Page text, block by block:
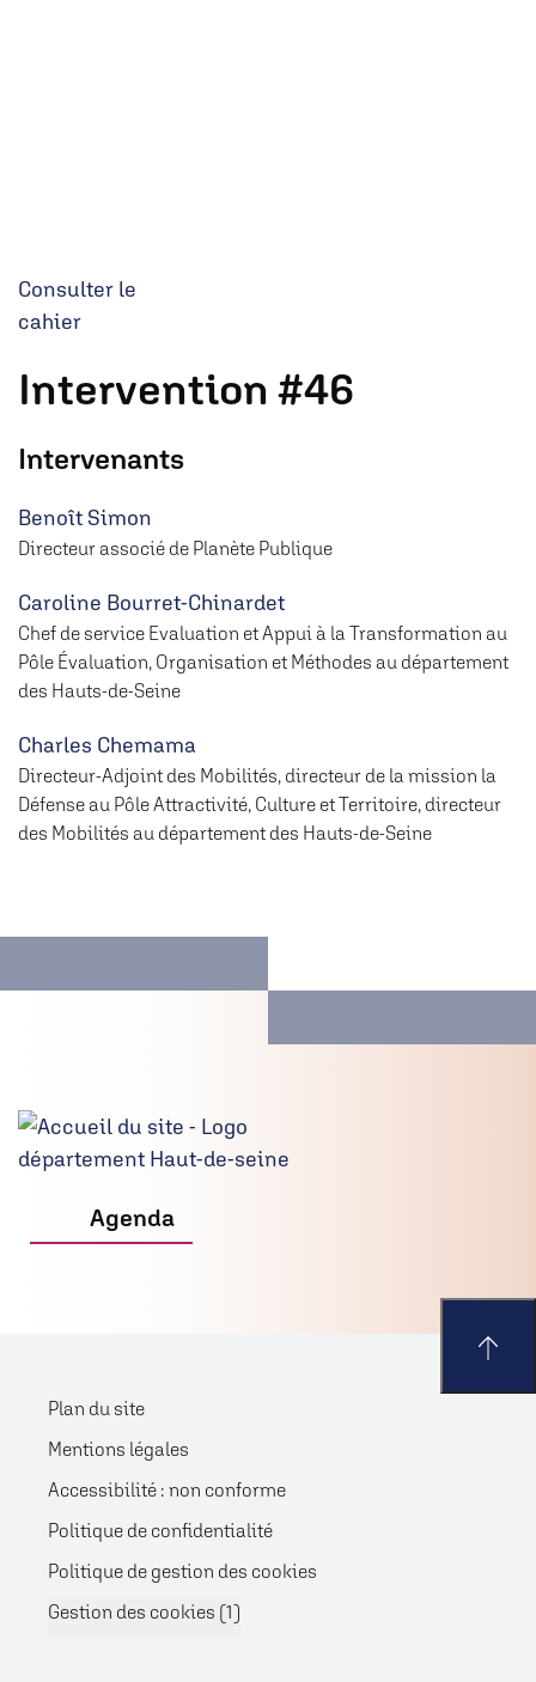
Consulter le
cahier
Intervention #46
Intervenants
Benoît Simon
Directeur associé de Planète Publique
Caroline Bourret-Chinardet
Chef de service Evaluation et Appui à la Transformation au
Pôle Évaluation, Organisation et Méthodes au département
des Hauts-de-Seine
Charles Chemama
Directeur-Adjoint des Mobilités, directeur de la mission la
Défense au Pôle Attractivité, Culture et Territoire, directeur
des Mobilités au département des Hauts-de-Seine
Agenda
Plan du site
Mentions légales
Accessibilité : non conforme
Politique de confidentialité
Politique de gestion des cookies
Gestion des cookies (1)